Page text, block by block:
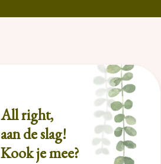
All right,
aan de slag!
Kook je mee?